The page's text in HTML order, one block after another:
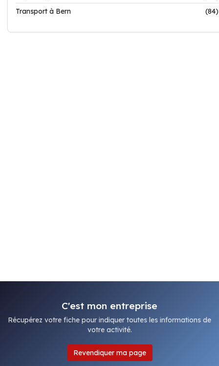
Transport à Bern
(84)
C'est mon entreprise
Récupérez votre fiche pour indiquer toutes les informations de
votre activité.
Revendiquer ma page